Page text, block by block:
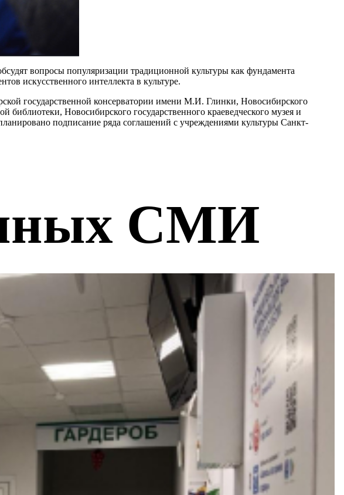
вопросы популяризации традиционной культуры как фундамента
искусственного интеллекта в культуре.
государственной консерватории имени М.И. Глинки, Новосибирского
библиотеки, Новосибирского государственного краеведческого музея и
подписание ряда соглашений с учреждениями культуры Санкт-